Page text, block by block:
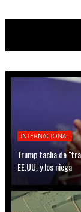
INTERNACIONAL
Trump tacha de
EE.UU. y los niega